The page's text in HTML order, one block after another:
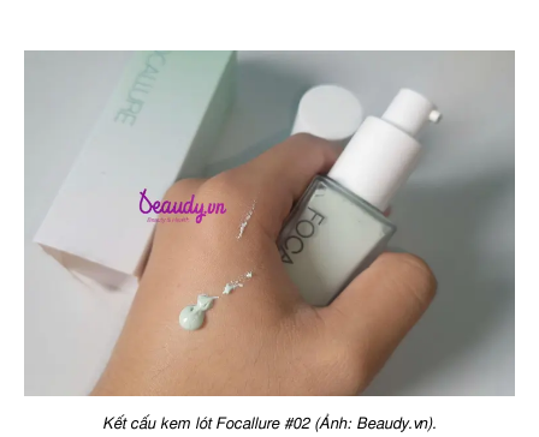
Kết cấu kem lót Focallure #02 (Ảnh: Beaudy.vn).